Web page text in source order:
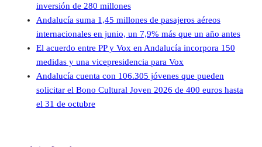
inversión de 280 millones
Andalucía suma 1,45 millones de pasajeros aéreos
internacionales en junio, un 7,9% más que un año antes
El acuerdo entre PP y Vox en Andalucía incorpora 150
medidas y una vicepresidencia para Vox
Andalucía cuenta con 106.305 jóvenes que pueden
solicitar el Bono Cultural Joven 2026 de 400 euros hasta
el 31 de octubre